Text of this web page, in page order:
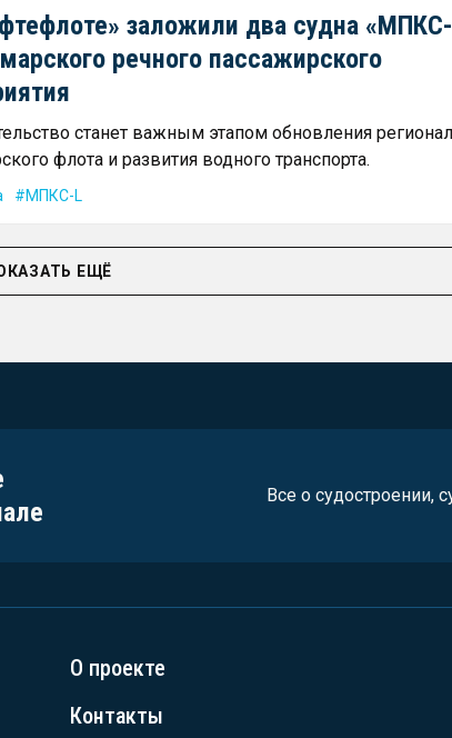
заложили два судна
речного пассажирского
станет важным этапом обновления
флота и развития водного транспорта.
МПКС-L
ЕЩЁ
Все о судостроении,
О проекте
Контакты